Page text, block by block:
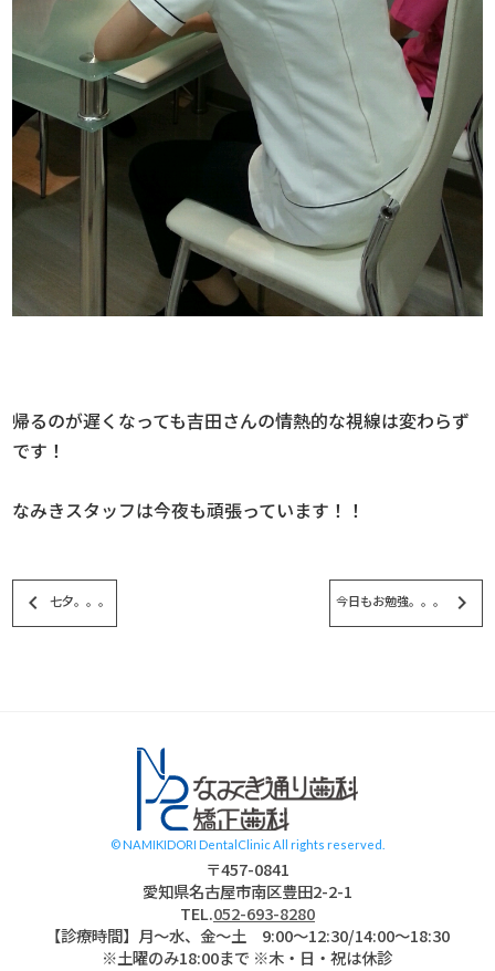
帰るのが遅くなっても吉田さんの情熱的な視線は変わらず
です！
なみきスタッフは今夜も頑張っています！！
keyboard_arrow_left 七夕。。。 今日もお勉強。。。 keyboard_arrow_right
© NAMIKIDORI DentalClinic All rights reserved.
〒457-0841
愛知県名古屋市南区豊田2-2-1
TEL.052-693-8280
【診療時間】月〜水、金～土 9:00〜12:30/14:00～18:30
※土曜のみ18:00まで ※木・日・祝は休診